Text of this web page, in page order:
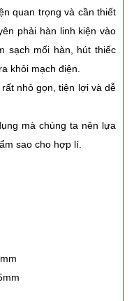
quan trọng và cần thiết
phải hàn linh kiện vào
sạch mối hàn, hút thiếc
khỏi mạch điện.
nhỏ gọn, tiện lợi và dễ
mà chúng ta nên lựa
sao cho hợp lí.